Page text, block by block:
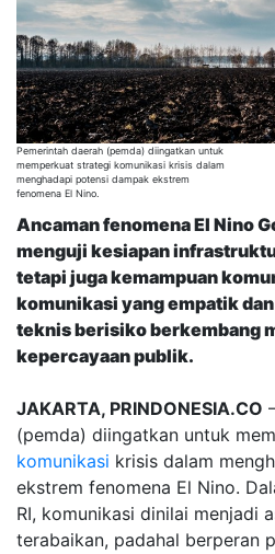
Pemerintah daerah (pemda) diingatkan untuk
memperkuat strategi komunikasi krisis dalam
menghadapi potensi dampak ekstrem
fenomena El Nino.
Ancaman fenomena El Nino
menguji kesiapan
tetapi juga kemampuan
komunikasi yang empatik
teknis berisiko berkembang
kepercayaan publik.
JAKARTA, PRINDONESIA.CO
(pemda) diingatkan untuk
komunikasi krisis dalam
ekstrem fenomena El Nino.
RI, komunikasi dinilai menjadi
terabaikan, padahal berperan